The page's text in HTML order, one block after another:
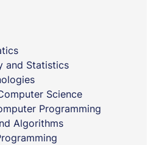
and Statistics
Science
Programming
Algorithms